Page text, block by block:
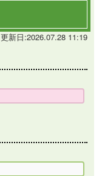
更新日:2026.07.28 11:19